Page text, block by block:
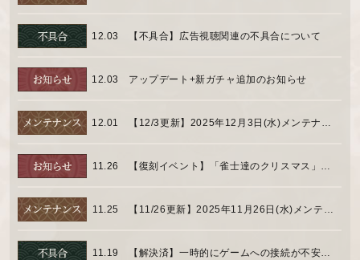
12.03 【不具合】広告視聴関連の不具合について
12.03 アップデート+新ガチャ追加のお知らせ
12.01 【12/3更新】2025年12月3日(水)メンテナンスの実施時間について
11.26 【復刻イベント】「雀士達のクリスマス」イベント開催のお知らせ
11.25 【11/26更新】2025年11月26日(水)メンテナンスの実施時間について
11.19 【解決済】一時的にゲームへの接続が不安定な現象について